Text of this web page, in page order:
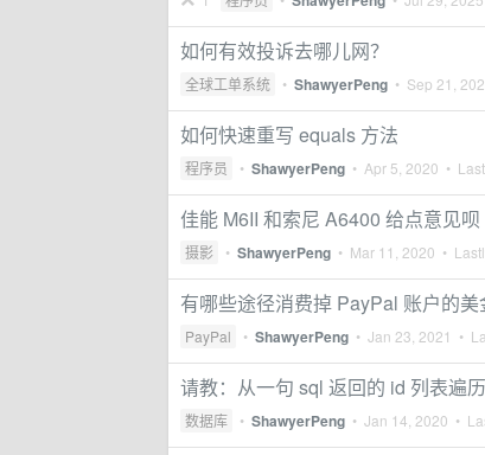
如何有效投诉去哪儿网？
全球工单系统 • ShawyerPeng • Sep 21,
如何快速重写 equals 方法
程序员 • ShawyerPeng • Apr 5, 2020 •
佳能 M6II 和索尼 A6400 给点意见呗
摄影 • ShawyerPeng • Mar 11, 2020 •
有哪些途径消费掉 PayPal 账户的美
PayPal • ShawyerPeng • Jan 23, 2021 •
请教：从一句 sql 返回的 id 列表遍
数据库 • ShawyerPeng • Jan 14, 2020 •